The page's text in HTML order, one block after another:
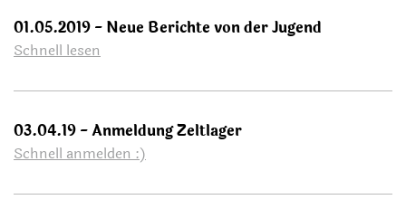
01.05.2019 - Neue Berichte von der Jugend
Schnell lesen
03.04.19 - Anmeldung Zeltlager
Schnell anmelden :)